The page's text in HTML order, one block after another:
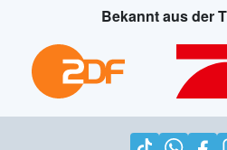
Bekannt aus der